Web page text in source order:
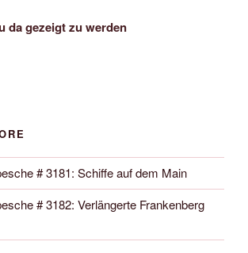
da gezeigt zu werden
# 3181: Schiffe auf dem Main
# 3182: Verlängerte Frankenberg